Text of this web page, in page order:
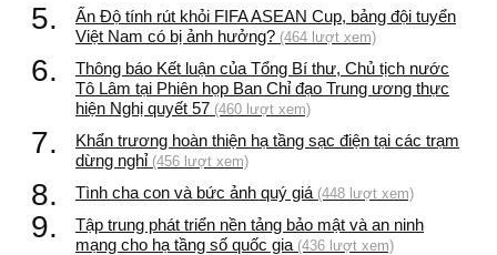
5.
Ấn Độ tính rút khỏi FIFA ASEAN Cup, bảng đội tuyển
Việt Nam có bị ảnh hưởng? (464 lượt xem)
6.
Thông báo Kết luận của Tổng Bí thư, Chủ tịch nước
Tô Lâm tại Phiên họp Ban Chỉ đạo Trung ương thực
hiện Nghị quyết 57 (460 lượt xem)
7.
Khẩn trương hoàn thiện hạ tầng sạc điện tại các trạm
dừng nghỉ (456 lượt xem)
8. Tình cha con và bức ảnh quý giá (448 lượt xem)
9.
Tập trung phát triển nền tảng bảo mật và an ninh
mạng cho hạ tầng số quốc gia (436 lượt xem)